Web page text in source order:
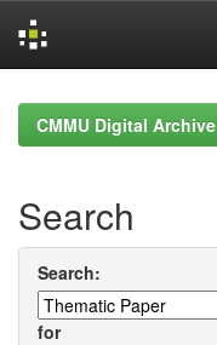
navigationCMMU Digital Archive
Search
Search:
for